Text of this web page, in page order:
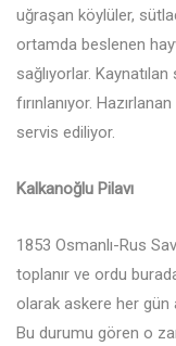
uğraşan köylüler,
ortamda beslenen
sağlıyorlar.
fırınlanıyor.
servis ediliyor.
Kalkanoğlu Pilavı
1853 Osmanlı-Rus
toplanır ve ordu
olarak askere her gün
Bu durumu gören o